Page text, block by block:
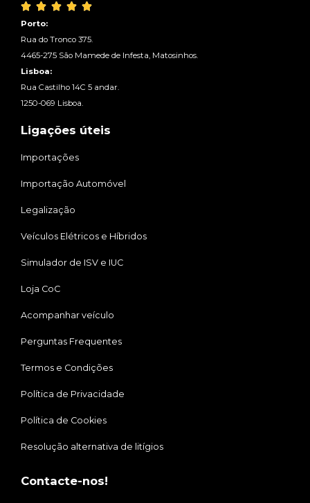
    
Porto:
Rua do Tronco 375.
4465-275 São Mamede de Infesta, Matosinhos.
Lisboa:
Rua Castilho 14C 5 andar.
1250-069 Lisboa.
Ligações úteis
Importações
Importação Automóvel
Legalização
Veículos Elétricos e Híbridos
Simulador de ISV e IUC
Loja CoC
Acompanhar veículo
Perguntas Frequentes
Termos e Condições
Política de Privacidade
Política de Cookies
Resolução alternativa de litígios
Contacte-nos!